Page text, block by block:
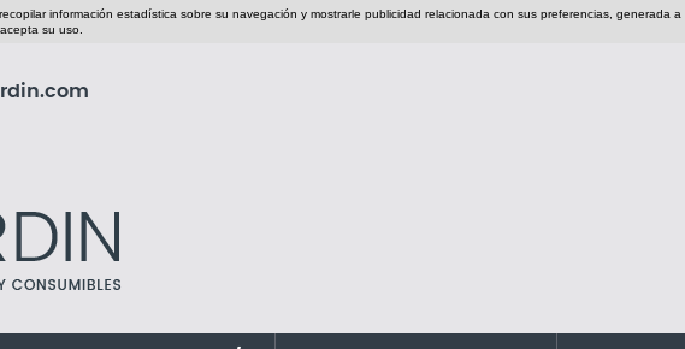
información estadística sobre su navegación y mostrarle publicidad relacionada con sus preferencias, generada a
su uso.